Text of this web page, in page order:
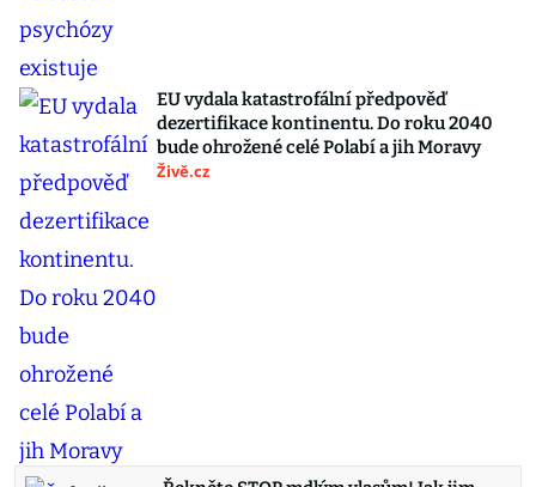
EU vydala katastrofální předpověď
dezertifikace kontinentu. Do roku 2040
bude ohrožené celé Polabí a jih Moravy
Živě.cz